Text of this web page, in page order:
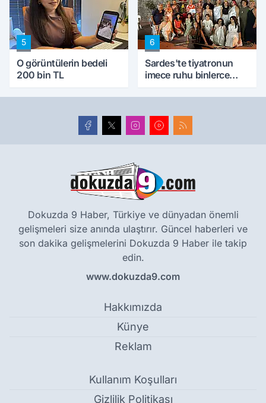
5
O görüntülerin bedeli
200 bin TL
6
Sardes'te tiyatronun
imece ruhu binlerce
Dokuzda 9 Haber, Türkiye ve dünyadan önemli
gelişmeleri size anında ulaştırır. Güncel haberleri ve
son dakika gelişmelerini Dokuzda 9 Haber ile takip
edin.
www.dokuzda9.com
Hakkımızda
Künye
Reklam
Kullanım Koşulları
Gizlilik Politikası